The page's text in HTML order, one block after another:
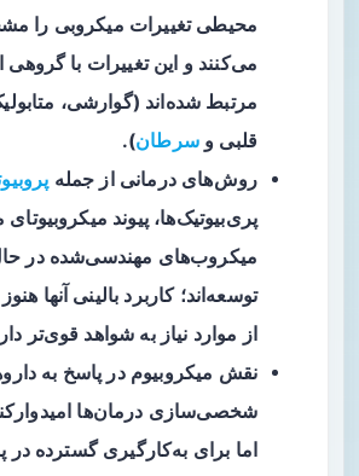
محیطی تغییرات میکروبی را
می‌کنند و این تغییرات با گروهی
مرتبط شده‌اند (گوارشی،
قلبی وسرطان).
روش‌های درمانی از جمله
پری‌بیوتیک‌ها، پیوند
میکروب‌های مهندسی‌شده در
توسعه‌اند؛ کاربرد بالینی آنها
از موارد نیاز به شواهد قوی‌تر
نقش میکروبیوم در پاسخ به
شخصی‌سازی درمان‌ها
اما برای به‌کارگیری گسترده